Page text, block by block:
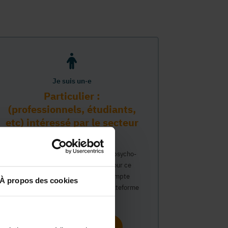
À propos des cookies
Je suis un·e
Particulier :
(professionnels, étudiants,
etc) intéressé par le secteur
PMS
Vous travaillez déjà dans le secteur psycho-
médico-social ou avez un intérêt pour ce
secteur et souhaitez obtenir un compte
personnel pour interagir sur notre plateforme